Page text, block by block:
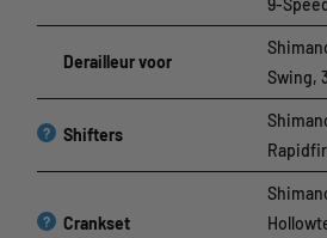
9-
Derailleur voor
Swing,
Shifters
?
Crankset
?